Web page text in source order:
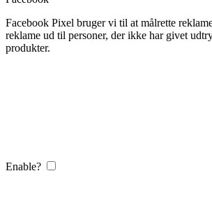
Facebook Pixel bruger vi til at målrette
reklame ud til personer, der ikke har givet
produkter.
Enable?